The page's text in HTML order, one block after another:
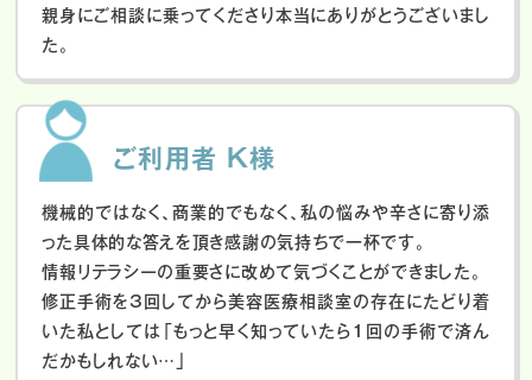
親身にご相談に乗ってくださり本当にありがとうございまし
た。
ご利用者 K様
機械的ではなく、商業的でもなく、私の悩みや辛さに寄り添
った具体的な答えを頂き感謝の気持ちで一杯です。
情報リテラシーの重要さに改めて気づくことができました。
修正手術を3回してから美容医療相談室の存在にたどり着
いた私としては「もっと早く知っていたら1回の手術で済ん
だかもしれない…」